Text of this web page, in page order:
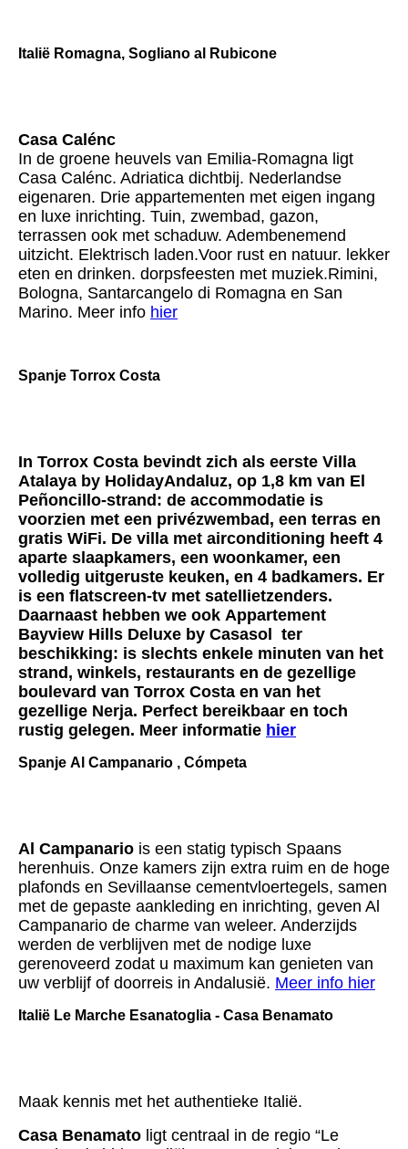
Italië Romagna, Sogliano al Rubicone
Casa Calénc
In de groene heuvels van Emilia-Romagna ligt
Casa Calénc. Adriatica dichtbij. Nederlandse
eigenaren. Drie appartementen met eigen ingang
en luxe inrichting. Tuin, zwembad, gazon,
terrassen ook met schaduw. Adembenemend
uitzicht. Elektrisch laden.Voor rust en natuur. lekker
eten en drinken. dorpsfeesten met muziek.Rimini,
Bologna, Santarcangelo di Romagna en San
Marino. Meer info hier
Spanje Torrox Costa
In Torrox Costa bevindt zich als eerste Villa
Atalaya by HolidayAndaluz, op 1,8 km van El
Peñoncillo-strand: de accommodatie is
voorzien met een privézwembad, een terras en
gratis WiFi. De villa met airconditioning heeft 4
aparte slaapkamers, een woonkamer, een
volledig uitgeruste keuken, en 4 badkamers. Er
is een flatscreen-tv met satellietzenders.
Daarnaast hebben we ook Appartement
Bayview Hills Deluxe by Casasol ter
beschikking: is slechts enkele minuten van het
strand, winkels, restaurants en de gezellige
boulevard van Torrox Costa en van het
gezellige Nerja. Perfect bereikbaar en toch
rustig gelegen. Meer informatie hier
Spanje Al Campanario , Cómpeta
Al Campanario is een statig typisch Spaans
herenhuis. Onze kamers zijn extra ruim en de hoge
plafonds en Sevillaanse cementvloertegels, samen
met de gepaste aankleding en inrichting, geven Al
Campanario de charme van weleer. Anderzijds
werden de verblijven met de nodige luxe
gerenoveerd zodat u maximum kan genieten van
uw verblijf of doorreis in Andalusië. Meer info hier
Italië Le Marche Esanatoglia - Casa Benamato
Maak kennis met het authentieke Italië.
Casa Benamato ligt centraal in de regio “Le